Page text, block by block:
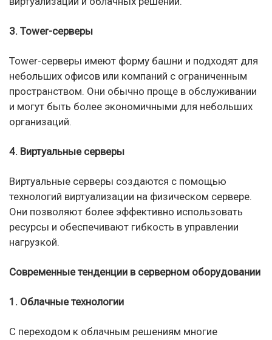
3. Tower-серверы
Tower-серверы имеют форму башни и подходят для
небольших офисов или компаний с ограниченным
пространством. Они обычно проще в обслуживании
и могут быть более экономичными для небольших
организаций.
4. Виртуальные серверы
Виртуальные серверы создаются с помощью
технологий виртуализации на физическом сервере.
Они позволяют более эффективно использовать
ресурсы и обеспечивают гибкость в управлении
нагрузкой.
Современные тенденции в серверном оборудовании
1. Облачные технологии
С переходом к облачным решениям многие